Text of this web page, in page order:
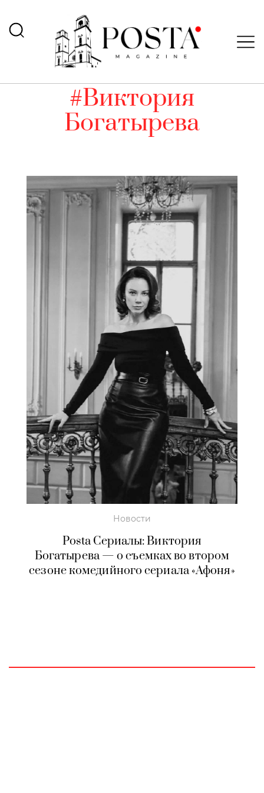
#Виктория
Богатырева
Новости
Posta Сериалы: Виктория
Богатырева — о съемках во втором
сезоне комедийного сериала «Афоня»